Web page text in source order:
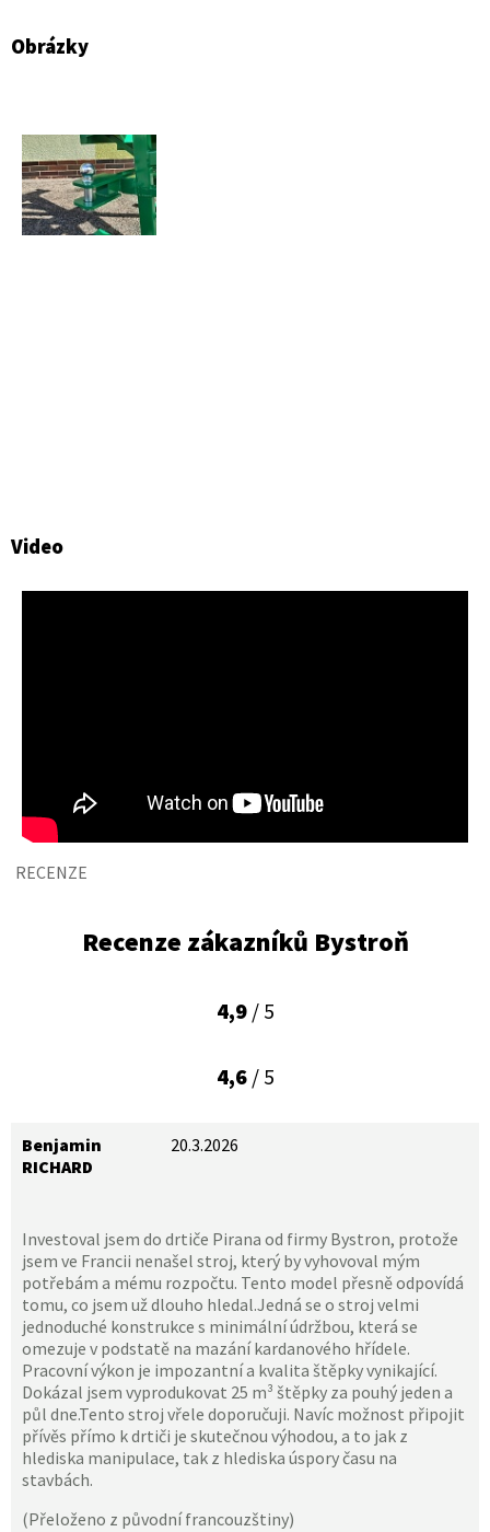
Obrázky
Video
RECENZE
Recenze zákazníků Bystroň
4,9/ 5
4,6/ 5
Benjamin
RICHARD
20.3.2026
Investoval jsem do drtiče Pirana od firmy Bystron, protože
jsem ve Francii nenašel stroj, který by vyhovoval mým
potřebám a mému rozpočtu. Tento model přesně odpovídá
tomu, co jsem už dlouho hledal.Jedná se o stroj velmi
jednoduché konstrukce s minimální údržbou, která se
omezuje v podstatě na mazání kardanového hřídele.
Pracovní výkon je impozantní a kvalita štěpky vynikající.
Dokázal jsem vyprodukovat 25 m³ štěpky za pouhý jeden a
půl dne.Tento stroj vřele doporučuji. Navíc možnost připojit
přívěs přímo k drtiči je skutečnou výhodou, a to jak z
hlediska manipulace, tak z hlediska úspory času na
stavbách.
(Přeloženo z původní francouzštiny)